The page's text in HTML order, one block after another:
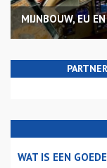
MIJNBOUW, EU
WAT IS EEN